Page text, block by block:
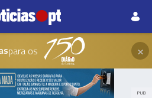
para os ×
PUB